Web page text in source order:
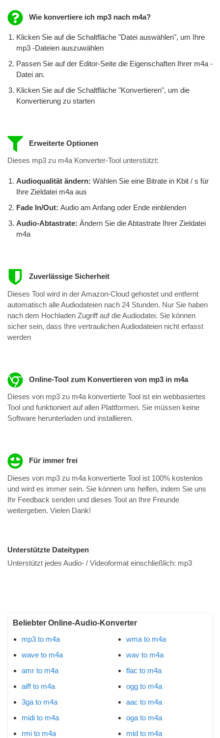
Wie konvertiere ich mp3 nach m4a?
Klicken Sie auf die Schaltfläche "Datei auswählen", um Ihre
mp3 -Dateien auszuwählen
Passen Sie auf der Editor-Seite die Eigenschaften Ihrer m4a -
Datei an.
Klicken Sie auf die Schaltfläche "Konvertieren", um die
Konvertierung zu starten
Erweiterte Optionen
Dieses mp3 zu m4a Konverter-Tool unterstützt:
Audioqualität ändern: Wählen Sie eine Bitrate in Kbit / s für
Ihre Zieldatei m4a aus
Fade In/Out: Audio am Anfang oder Ende einblenden
Audio-Abtastrate: Ändern Sie die Abtastrate Ihrer Zieldatei
m4a
Zuverlässige Sicherheit
Dieses Tool wird in der Amazon-Cloud gehostet und entfernt
automatisch alle Audiodateien nach 24 Stunden. Nur Sie haben
nach dem Hochladen Zugriff auf die Audiodatei. Sie können
sicher sein, dass Ihre vertraulichen Audiodateien nicht erfasst
werden
Online-Tool zum Konvertieren von mp3 in m4a
Dieses von mp3 zu m4a konvertierte Tool ist ein webbasiertes
Tool und funktioniert auf allen Plattformen. Sie müssen keine
Software herunterladen und installieren.
Für immer frei
Dieses von mp3 zu m4a konvertierte Tool ist 100% kostenlos
und wird es immer sein. Sie können uns helfen, indem Sie uns
Ihr Feedback senden und dieses Tool an Ihre Freunde
weitergeben. Vielen Dank!
Unterstützte Dateitypen
Unterstützt jedes Audio- / Videoformat einschließlich: mp3
Beliebter Online-Audio-Konverter
mp3 to m4a
wave to m4a
amr to m4a
aiff to m4a
3ga to m4a
midi to m4a
rmi to m4a
wma to m4a
wav to m4a
flac to m4a
ogg to m4a
aac to m4a
oga to m4a
mid to m4a